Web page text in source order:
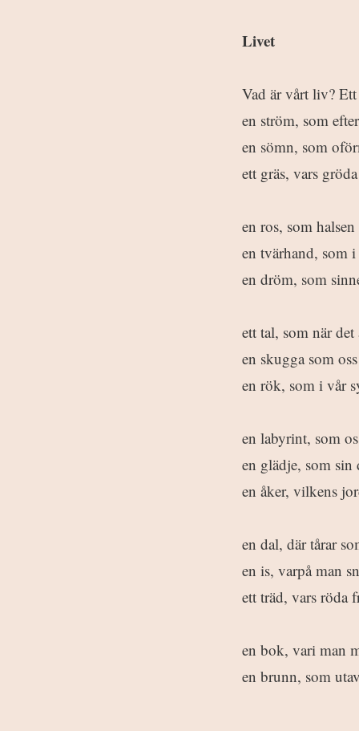
Livet
Vad är vårt liv?
en ström, som
en sömn, som
ett gräs, vars
en ros, som
en tvärhand, som
en dröm, som
ett tal, som när
en skugga som
en rök, som i vår
en labyrint, som
en glädje, som sin
en åker, vilkens
en dal, där tårar
en is, varpå man
ett träd, vars röda
en bok, vari man
en brunn, som